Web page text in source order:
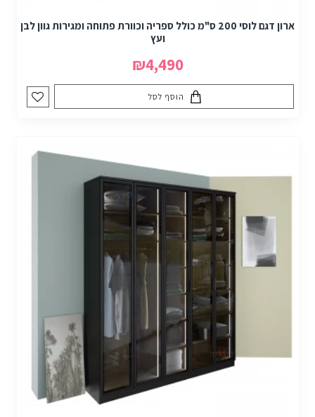
ארון דגם לוסי 200 ס"מ כולל ספריה וכוורת פתוחה ומגירות גוון לבן
ועץ
₪4,490
הוסף לסל